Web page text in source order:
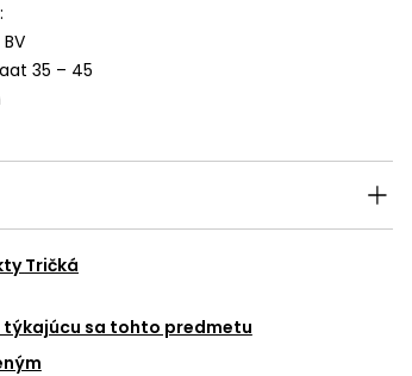
35 – 45
Tričká
týkajúcu sa tohto predmetu